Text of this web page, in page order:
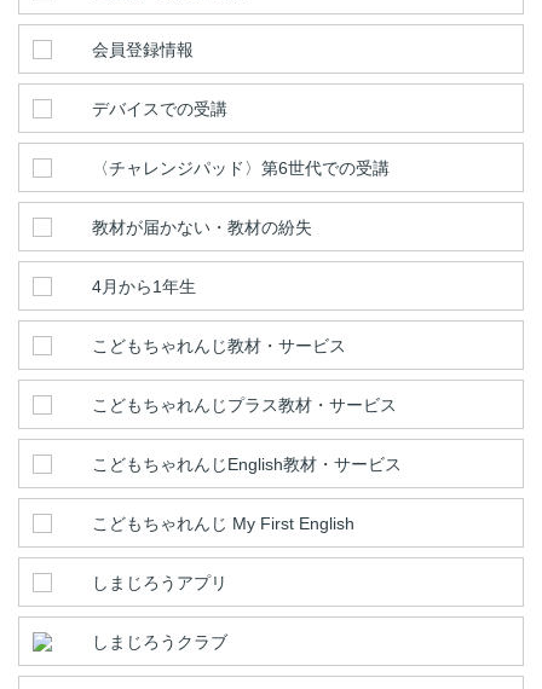
会員登録情報
デバイスでの受講
〈チャレンジパッド〉第6世代での受講
教材が届かない・教材の紛失
4月から1年生
こどもちゃれんじ教材・サービス
こどもちゃれんじプラス教材・サービス
こどもちゃれんじEnglish教材・サービス
こどもちゃれんじ My First English
しまじろうアプリ
しまじろうクラブ